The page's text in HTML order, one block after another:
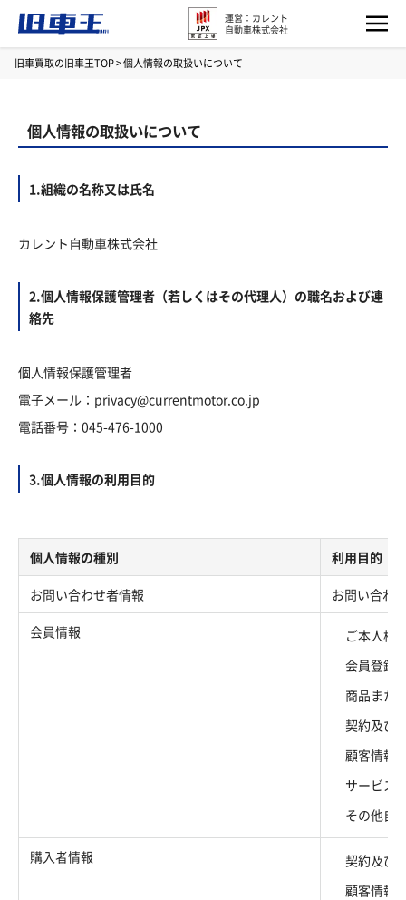
運営：カレント
自動車株式会社
旧車買取の旧車王TOP>個人情報の取扱いについて
個人情報の取扱いについて
1.組織の名称又は氏名
カレント自動車株式会社
2.個人情報保護管理者（若しくはその代理人）の職名および連
絡先
個人情報保護管理者
電子メール：privacy@currentmotor.co.jp
電話番号：045-476-1000
3.個人情報の利用目的
個人情報の種別 利用目的
お問い合わせ者情報 お問い合わ
会員情報
ご本人様
会員登録
商品また
契約及び
顧客情報
サービス
その他自
購入者情報
契約及び
顧客情報